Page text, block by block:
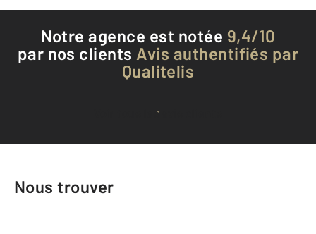
Notre agence est notée 9,4/10
par nos clients Avis authentifiés par
Qualitelis
Voir tous les avis clients
Nous trouver